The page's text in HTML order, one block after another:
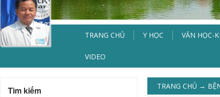
TRANG CHỦ Y HỌC VĂN HỌC-
VIDEO
TRANG CHỦ →
Tìm kiếm